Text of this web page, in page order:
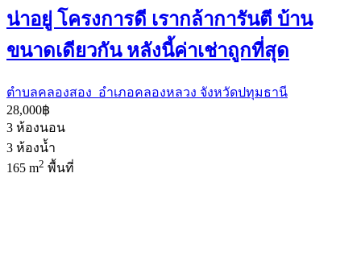
น่าอยู่ โครงการดี เรากล้าการันตี บ้าน
ขนาดเดียวกัน หลังนี้ค่าเช่าถูกที่สุด
ตำบลคลองสอง อำเภอคลองหลวง จังหวัดปทุมธานี
28,000฿
3 ห้องนอน
3 ห้องน้ำ
165 m2 พื้นที่